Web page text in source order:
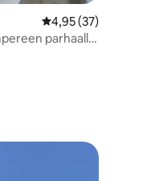
Keskimääräinen
4,95 (37)
parhaalla